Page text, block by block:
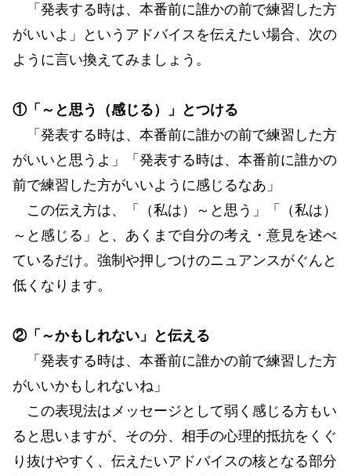
「発表する時は、本番前に誰かの前で練習した方
がいいよ」というアドバイスを伝えたい場合、次の
ように言い換えてみましょう。
①「～と思う（感じる）」とつける
「発表する時は、本番前に誰かの前で練習した方
がいいと思うよ」「発表する時は、本番前に誰かの
前で練習した方がいいように感じるなあ」
この伝え方は、「（私は）～と思う」「（私は）
～と感じる」と、あくまで自分の考え・意見を述べ
ているだけ。強制や押しつけのニュアンスがぐんと
低くなります。
②「～かもしれない」と伝える
「発表する時は、本番前に誰かの前で練習した方
がいいかもしれないね」
この表現法はメッセージとして弱く感じる方もい
ると思いますが、その分、相手の心理的抵抗をくぐ
り抜けやすく、伝えたいアドバイスの核となる部分